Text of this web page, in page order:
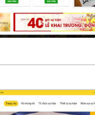
XEM THỰC TẾ